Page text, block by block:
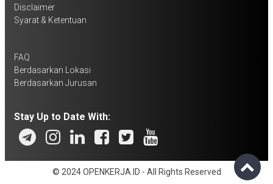
Disclaimer
Syarat & Ketentuan
FAQ
Berdasarkan Lokasi
Berdasarkan Jurusan
Stay Up to Date With:
© 2024 OPENKERJA.ID - All Rights Reserved